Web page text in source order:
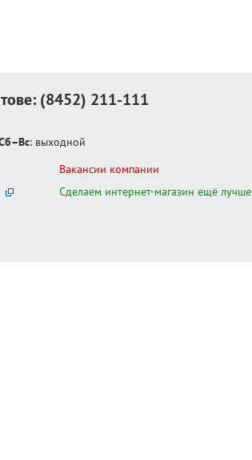
(8452) 211-111
: выходной
Вакансии компании
Сделаем интернет-магазин ещё лучше